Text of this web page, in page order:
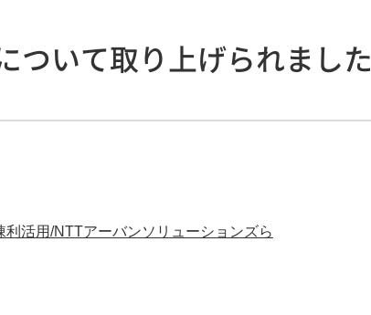
ついて取り上げられました
活用/NTTアーバンソリューションズら